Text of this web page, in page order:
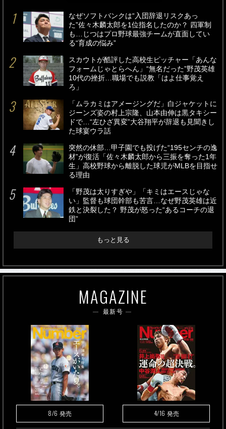
なぜソフトバンクは“入団辞退リスクあっ
た”佐々木麟太郎を1位指名したのか？ 四軍制
も…じつはプロ野球最強チームが直面してい
る“育成の悩み”
スカウトが酷評した高校生ピッチャー「あんな
フォームじゃとらへん」“無名だった”野茂英雄
10代の挫折…職場でも説教「はよ仕事覚え
ろ」
「ムラカミはアメージングだ」白ジャケットに
ジーンズ姿の村上宗隆、山本由伸は黒タキシー
ドで…“左ひざ異変”大谷翔平が辞退も見聞きし
た球宴ウラ話
突然の休部…甲子園でも投げた“195センチの逸
材”が復活「佐々木麟太郎から三振を奪った1年
生」高校野球から離脱した球児がMLBを目指せ
る理由
「野茂は太りすぎや」「キミはエースじゃな
い」監督も球団幹部も苦言…なぜ野茂英雄は近
鉄と決裂した？ 野茂が怒った“あるコーチの退
団”
もっと見る
MAGAZINE
最新号
8/6 発売 4/16 発売